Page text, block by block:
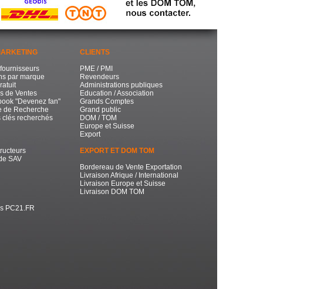
par marque
de Ventes
"Devenez fan"
de Recherche
clés recherchés
SAV
PC21.FR
CLIENTS
PME / PMI
Revendeurs
Administrations publiques
Education / Association
Grands Comptes
Grand public
DOM / TOM
Europe et Suisse
Export
EXPORT ET DOM TOM
Bordereau de Vente Exportation
Livraison Afrique / International
Livraison Europe et Suisse
Livraison DOM TOM